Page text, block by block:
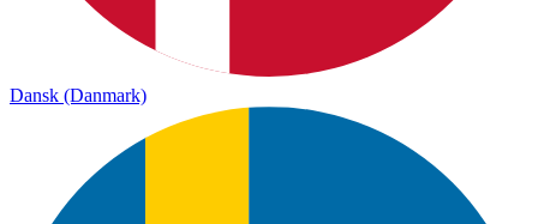
Dansk (Danmark)